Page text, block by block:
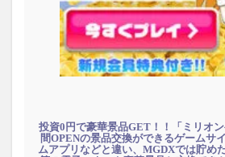
投資0円で豪華景品GET！！「ミリオ
間OPENの景品交換ができるゲームサ
ムアプリなどと違い、MGDXでは貯め